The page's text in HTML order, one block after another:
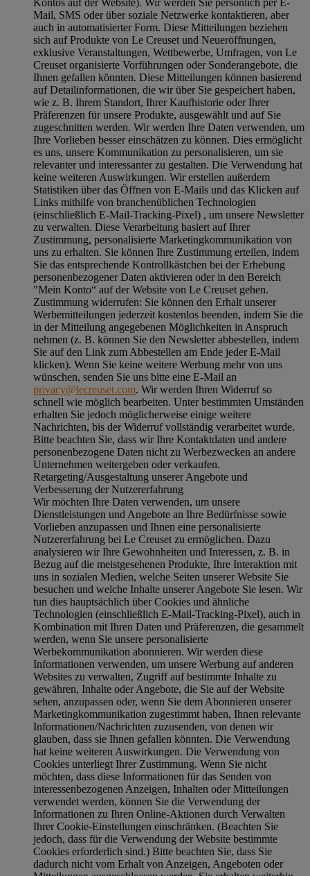
Mail, SMS oder über soziale Netzwerke kontaktieren, aber
auch in automatisierter Form. Diese Mitteilungen beziehen
sich auf Produkte von Le Creuset und Neueröffnungen,
exklusive Veranstaltungen, Wettbewerbe, Umfragen, von Le
Creuset organisierte Vorführungen oder Sonderangebote, die
Ihnen gefallen könnten. Diese Mitteilungen können basierend
auf Detailinformationen, die wir über Sie gespeichert haben,
wie z. B. Ihrem Standort, Ihrer Kaufhistorie oder Ihrer
Präferenzen für unsere Produkte, ausgewählt und auf Sie
zugeschnitten werden. Wir werden Ihre Daten verwenden, um
Ihre Vorlieben besser einschätzen zu können. Dies ermöglicht
es uns, unsere Kommunikation zu personalisieren, um sie
relevanter und interessanter zu gestalten. Die Verwendung hat
keine weiteren Auswirkungen. Wir erstellen außerdem
Statistiken über das Öffnen von E-Mails und das Klicken auf
Links mithilfe von branchenüblichen Technologien
(einschließlich E-Mail-Tracking-Pixel) , um unsere Newsletter
zu verwalten. Diese Verarbeitung basiert auf Ihrer
Zustimmung, personalisierte Marketingkommunikation von
uns zu erhalten. Sie können Ihre Zustimmung erteilen, indem
Sie das entsprechende Kontrollkästchen bei der Erhebung
personenbezogener Daten aktivieren oder in den Bereich
"Mein Konto“ auf der Website von Le Creuset gehen.
Zustimmung widerrufen: Sie können den Erhalt unserer
Werbemitteilungen jederzeit kostenlos beenden, indem Sie die
in der Mitteilung angegebenen Möglichkeiten in Anspruch
nehmen (z. B. können Sie den Newsletter abbestellen, indem
Sie auf den Link zum Abbestellen am Ende jeder E-Mail
klicken). Wenn Sie keine weitere Werbung mehr von uns
wünschen, senden Sie uns bitte eine E-Mail an
privacy@lecreuset.com. Wir werden Ihren Widerruf so
schnell wie möglich bearbeiten. Unter bestimmten Umständen
erhalten Sie jedoch möglicherweise einige weitere
Nachrichten, bis der Widerruf vollständig verarbeitet wurde.
Bitte beachten Sie, dass wir Ihre Kontaktdaten und andere
personenbezogene Daten nicht zu Werbezwecken an andere
Unternehmen weitergeben oder verkaufen.
Retargeting/Ausgestaltung unserer Angebote und
Verbesserung der Nutzererfahrung
Wir möchten Ihre Daten verwenden, um unsere
Dienstleistungen und Angebote an Ihre Bedürfnisse sowie
Vorlieben anzupassen und Ihnen eine personalisierte
Nutzererfahrung bei Le Creuset zu ermöglichen. Dazu
analysieren wir Ihre Gewohnheiten und Interessen, z. B. in
Bezug auf die meistgesehenen Produkte, Ihre Interaktion mit
uns in sozialen Medien, welche Seiten unserer Website Sie
besuchen und welche Inhalte unserer Angebote Sie lesen. Wir
tun dies hauptsächlich über Cookies und ähnliche
Technologien (einschließlich E-Mail-Tracking-Pixel), auch in
Kombination mit Ihren Daten und Präferenzen, die gesammelt
werden, wenn Sie unsere personalisierte
Werbekommunikation abonnieren. Wir werden diese
Informationen verwenden, um unsere Werbung auf anderen
Websites zu verwalten, Zugriff auf bestimmte Inhalte zu
gewähren, Inhalte oder Angebote, die Sie auf der Website
sehen, anzupassen oder, wenn Sie dem Abonnieren unserer
Marketingkommunikation zugestimmt haben, Ihnen relevante
Informationen/Nachrichten zuzusenden, von denen wir
glauben, dass sie Ihnen gefallen könnten. Die Verwendung
hat keine weiteren Auswirkungen. Die Verwendung von
Cookies unterliegt Ihrer Zustimmung. Wenn Sie nicht
möchten, dass diese Informationen für das Senden von
interessenbezogenen Anzeigen, Inhalten oder Mitteilungen
verwendet werden, können Sie die Verwendung der
Informationen zu Ihren Online-Aktionen durch Verwalten
Ihrer Cookie-Einstellungen einschränken. (Beachten Sie
jedoch, dass für die Verwendung der Website bestimmte
Cookies erforderlich sind.) Bitte beachten Sie, dass Sie
dadurch nicht vom Erhalt von Anzeigen, Angeboten oder